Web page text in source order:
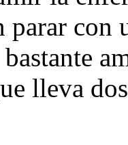
parar con
lleva